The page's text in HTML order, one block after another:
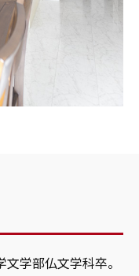
学部仏文学科卒。